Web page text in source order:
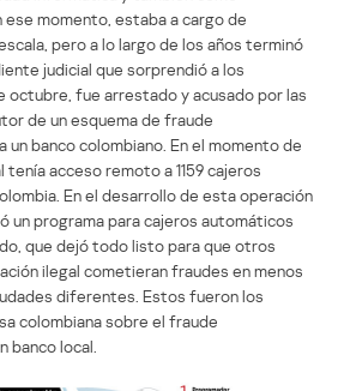
momento, estaba a cargo de
pero a lo largo de los años terminó
judicial que sorprendió a los
octubre, fue arrestado y acusado por las
de un esquema de fraude
un banco colombiano. En el momento de
acceso remoto a 1159 cajeros
En el desarrollo de esta operación
un programa para cajeros automáticos
que dejó todo listo para que otros
ilegal cometieran fraudes en menos
diferentes. Estos fueron los
colombiana sobre el fraude
banco local.